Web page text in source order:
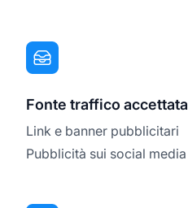
Fonte traffico accettata
Link e banner pubblicitari
Pubblicità sui social media